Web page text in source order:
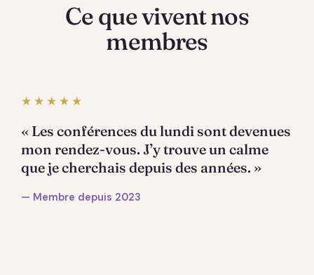
Ce que vivent nos
membres
★★★★★
« Les conférences du lundi sont devenues
mon rendez-vous. J’y trouve un calme
que je cherchais depuis des années. »
— Membre depuis 2023